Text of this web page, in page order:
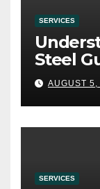
SERVICES
Steel
AUGUST 5,
SERVICES